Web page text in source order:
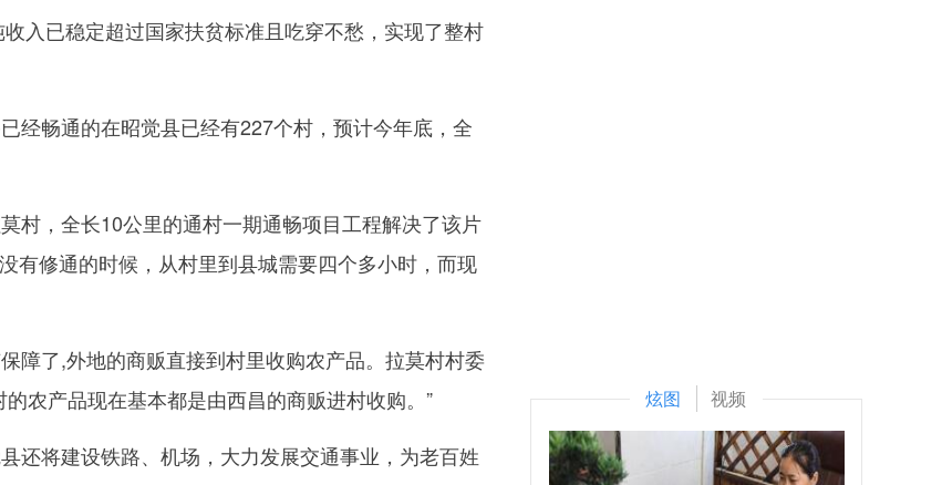
已稳定超过国家扶贫标准且吃穿不愁，实现了整村
畅通的在昭觉县已经有227个村，预计今年底，全
，全长10公里的通村一期通畅项目工程解决了该片
有修通的时候，从村里到县城需要四个多小时，而现
了,外地的商贩直接到村里收购农产品。拉莫村村委
农产品现在基本都是由西昌的商贩进村收购。”
将建设铁路、机场，大力发展交通事业，为老百姓
炫图 视频